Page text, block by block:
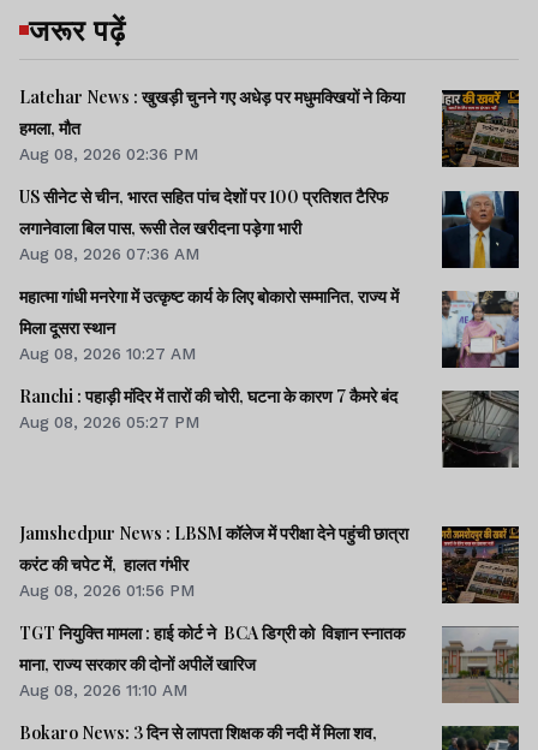
जांच शुरू कर दी. पुलिस ने शव को कब्जे में लेकर
शुक्रवार को शव को पोस्टमार्टम के लिए सदर
अस्पताल लातेहार भेजा और मामले की जांच शुरू कर
दी.
पुलिस का कहना है कि सभी पहलुओं की जांच की जा
रही है और आरोपियों की गिरफ्तारी के लिए छापेमारी
की जा रही है.
CID मुख्यालय में आज से
लंबित मामलों की समीक्षा,
गंभीर कांडों की जांच पर होगा
झारखंड न्यूज़
जरूर पढ़ें
Latehar News : खुखड़ी चुनने गए अधेड़ पर मधुमक्खियों ने किया
हमला, मौत
Aug 08, 2026 02:36 PM
US सीनेट से चीन, भारत सहित पांच देशों पर 100 प्रतिशत टैरिफ
लगानेवाला बिल पास, रूसी तेल खरीदना पड़ेगा भारी
Aug 08, 2026 07:36 AM
महात्मा गांधी मनरेगा में उत्कृष्ट कार्य के लिए बोकारो सम्मानित, राज्य में
मिला दूसरा स्थान
Aug 08, 2026 10:27 AM
Ranchi : पहाड़ी मंदिर में तारों की चोरी, घटना के कारण 7 कैमरे बंद
Aug 08, 2026 05:27 PM
Jamshedpur News : LBSM कॉलेज में परीक्षा देने पहुंची छात्रा
करंट की चपेट में, हालत गंभीर
Aug 08, 2026 01:56 PM
TGT नियुक्ति मामला : हाई कोर्ट ने BCA डिग्री को विज्ञान स्नातक
माना, राज्य सरकार की दोनों अपीलें खारिज
Aug 08, 2026 11:10 AM
Bokaro News: 3 दिन से लापता शिक्षक की नदी में मिला शव,